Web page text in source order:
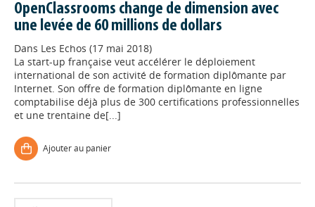
OpenClassrooms change de dimension avec
une levée de 60 millions de dollars
Dans Les Echos (17 mai 2018)
La start-up française veut accélérer le déploiement
international de son activité de formation diplômante par
Internet. Son offre de formation diplômante en ligne
comptabilise déjà plus de 300 certifications professionnelles
et une trentaine de[...]
Ajouter au panier